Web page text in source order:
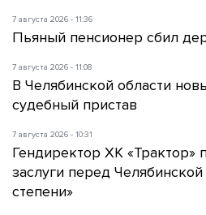
7 августа 2026 - 11:36
Пьяный пенсионер сбил
7 августа 2026 - 11:08
В Челябинской области
судебный пристав
7 августа 2026 - 10:31
Гендиректор ХК «Трактор»
заслуги перед
степени»